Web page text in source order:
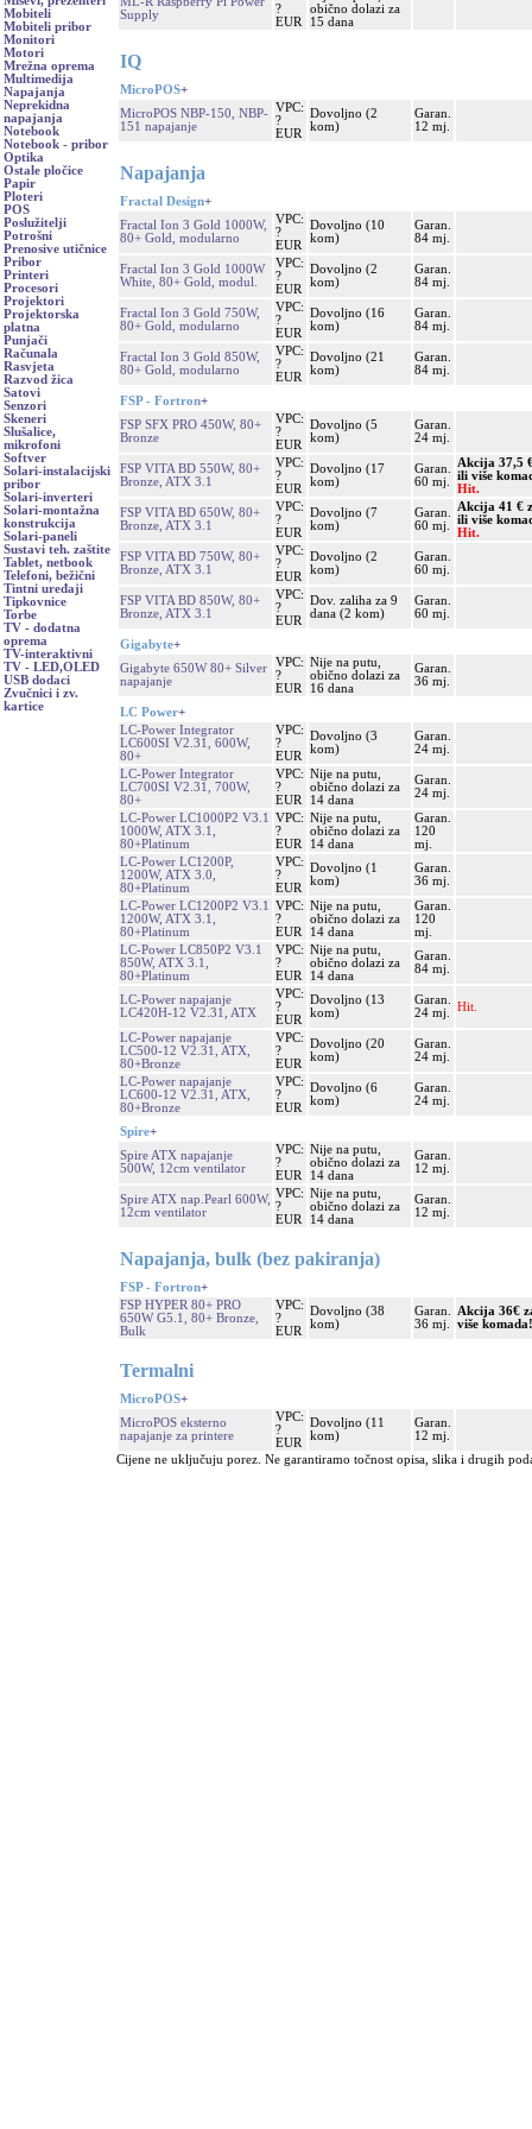
Mobiteli
Mobiteli pribor
Monitori
Motori
Mrežna oprema
Multimedija
Napajanja
Neprekidna
napajanja
Notebook
Notebook - pribor
Optika
Ostale pločice
Papir
Ploteri
POS
Poslužitelji
Potrošni
Prenosive utičnice
Pribor
Printeri
Procesori
Projektori
Projektorska
platna
Punjači
Računala
Rasvjeta
Razvod žica
Satovi
Senzori
Skeneri
Slušalice,
mikrofoni
Softver
Solari-instalacijski
pribor
Solari-inverteri
Solari-montažna
konstrukcija
Solari-paneli
Sustavi teh. zaštite
Tablet, netbook
Telefoni, bežični
Tintni uređaji
Tipkovnice
Torbe
TV - dodatna
oprema
TV-interaktivni
TV - LED,OLED
USB dodaci
Zvučnici i zv.
kartice
Supply
?
EUR
obično dolazi za
15 dana
IQ
MicroPOS+
MicroPOS NBP-150, NBP-
151 napajanje
VPC:
?
EUR
Dovoljno (2
kom)
Garan.
12 mj.
Napajanja
Fractal Design+
Fractal Ion 3 Gold 1000W,
80+ Gold, modularno
VPC:
?
EUR
Dovoljno (10
kom)
Garan.
84 mj.
Fractal Ion 3 Gold 1000W
White, 80+ Gold, modul.
VPC:
?
EUR
Dovoljno (2
kom)
Garan.
84 mj.
Fractal Ion 3 Gold 750W,
80+ Gold, modularno
VPC:
?
EUR
Dovoljno (16
kom)
Garan.
84 mj.
Fractal Ion 3 Gold 850W,
80+ Gold, modularno
VPC:
?
EUR
Dovoljno (21
kom)
Garan.
84 mj.
FSP - Fortron+
FSP SFX PRO 450W, 80+
Bronze
VPC:
?
EUR
Dovoljno (5
kom)
Garan.
24 mj.
FSP VITA BD 550W, 80+
Bronze, ATX 3.1
VPC:
?
EUR
Dovoljno (17
kom)
Garan.
60 mj.
Akcija 37,5
ili više
Hit.
FSP VITA BD 650W, 80+
Bronze, ATX 3.1
VPC:
?
EUR
Dovoljno (7
kom)
Garan.
60 mj.
Akcija 41 €
ili više
Hit.
FSP VITA BD 750W, 80+
Bronze, ATX 3.1
VPC:
?
EUR
Dovoljno (2
kom)
Garan.
60 mj.
FSP VITA BD 850W, 80+
Bronze, ATX 3.1
VPC:
?
EUR
Dov. zaliha za 9
dana (2 kom)
Garan.
60 mj.
Gigabyte+
Gigabyte 650W 80+ Silver
napajanje
VPC:
?
EUR
Nije na putu,
obično dolazi za
16 dana
Garan.
36 mj.
LC Power+
LC-Power Integrator
LC600SI V2.31, 600W,
80+
VPC:
?
EUR
Dovoljno (3
kom)
Garan.
24 mj.
LC-Power Integrator
LC700SI V2.31, 700W,
80+
VPC:
?
EUR
Nije na putu,
obično dolazi za
14 dana
Garan.
24 mj.
LC-Power LC1000P2 V3.1
1000W, ATX 3.1,
80+Platinum
VPC:
?
EUR
Nije na putu,
obično dolazi za
14 dana
Garan.
120
mj.
LC-Power LC1200P,
1200W, ATX 3.0,
80+Platinum
VPC:
?
EUR
Dovoljno (1
kom)
Garan.
36 mj.
LC-Power LC1200P2 V3.1
1200W, ATX 3.1,
80+Platinum
VPC:
?
EUR
Nije na putu,
obično dolazi za
14 dana
Garan.
120
mj.
LC-Power LC850P2 V3.1
850W, ATX 3.1,
80+Platinum
VPC:
?
EUR
Nije na putu,
obično dolazi za
14 dana
Garan.
84 mj.
LC-Power napajanje
LC420H-12 V2.31, ATX
VPC:
?
EUR
Dovoljno (13
kom)
Garan.
24 mj.
Hit.
LC-Power napajanje
LC500-12 V2.31, ATX,
80+Bronze
VPC:
?
EUR
Dovoljno (20
kom)
Garan.
24 mj.
LC-Power napajanje
LC600-12 V2.31, ATX,
80+Bronze
VPC:
?
EUR
Dovoljno (6
kom)
Garan.
24 mj.
Spire+
Spire ATX napajanje
500W, 12cm ventilator
VPC:
?
EUR
Nije na putu,
obično dolazi za
14 dana
Garan.
12 mj.
Spire ATX nap.Pearl 600W,
12cm ventilator
VPC:
?
EUR
Nije na putu,
obično dolazi za
14 dana
Garan.
12 mj.
Napajanja, bulk (bez pakiranja)
FSP - Fortron+
FSP HYPER 80+ PRO
650W G5.1, 80+ Bronze,
Bulk
VPC:
?
EUR
Dovoljno (38
kom)
Garan.
36 mj.
Akcija 36€
više komada!
Termalni
MicroPOS+
MicroPOS eksterno
napajanje za printere
VPC:
?
EUR
Dovoljno (11
kom)
Garan.
12 mj.
Cijene ne uključuju porez. Ne garantiramo točnost opisa, slika i drugih